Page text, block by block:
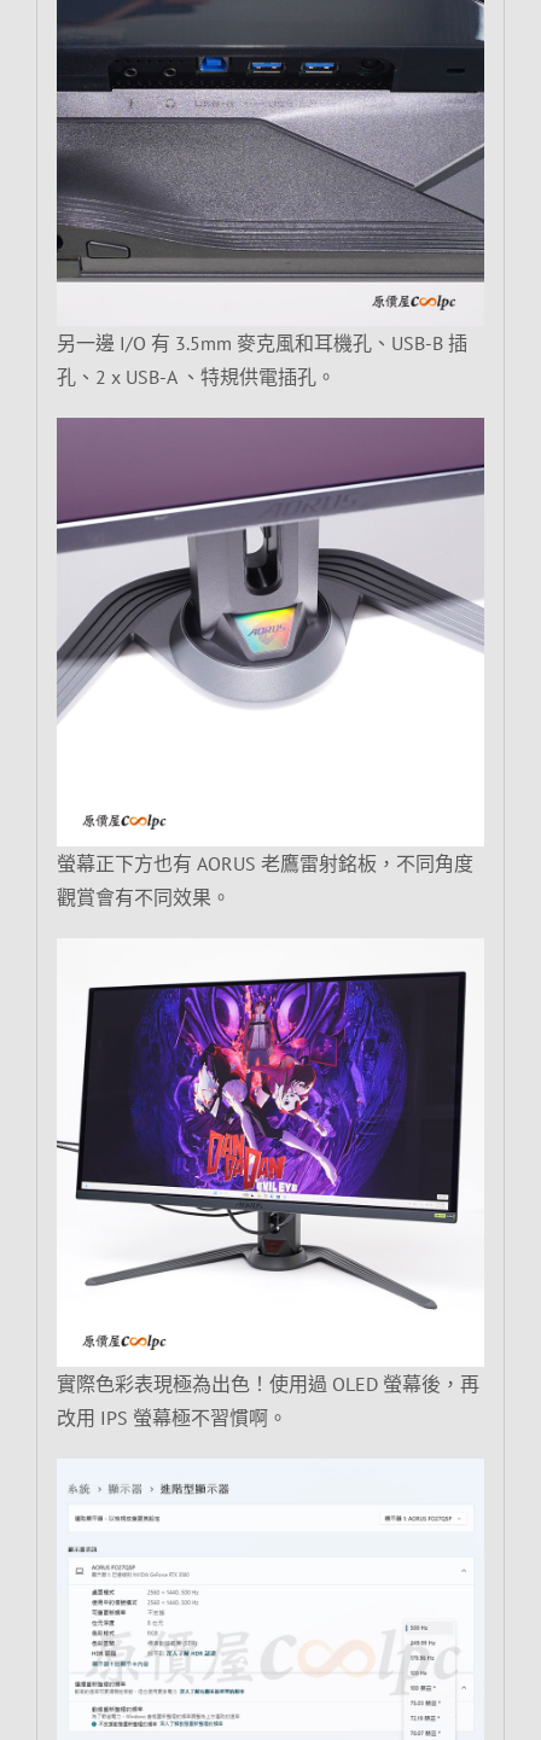
另一邊 I/O 有 3.5mm 麥克風和耳機孔、USB-B 插
孔、2 x USB-A 、特規供電插孔。
螢幕正下方也有 AORUS 老鷹雷射銘板，不同角度
觀賞會有不同效果。
實際色彩表現極為出色！使用過 OLED 螢幕後，再
改用 IPS 螢幕極不習慣啊。